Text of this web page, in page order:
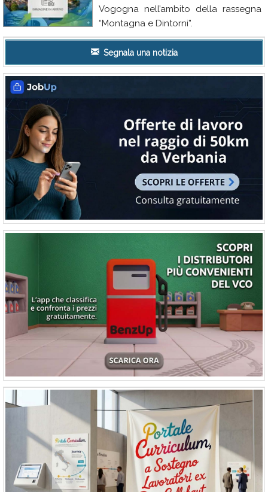
Vogogna nell’ambito della rassegna
“Montagna e Dintorni”.
Segnala una notizia